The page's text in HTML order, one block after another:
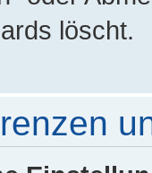
löscht.